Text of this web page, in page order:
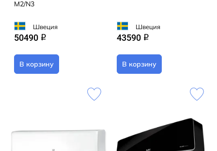
M2/N3
Швеция
50490 q
В корзину
Швеция
43590 q
В корзину